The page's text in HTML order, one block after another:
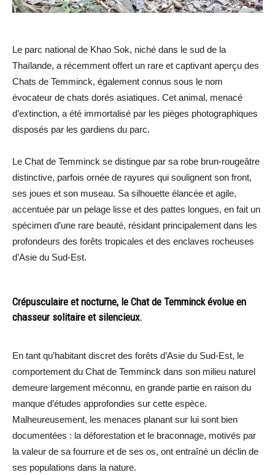
Le parc national de Khao Sok, niché dans le sud de la
Thaïlande, a récemment offert un rare et captivant aperçu des
Chats de Temminck, également connus sous le nom
évocateur de chats dorés asiatiques. Cet animal, menacé
d’extinction, a été immortalisé par les pièges photographiques
disposés par les gardiens du parc.
Le Chat de Temminck se distingue par sa robe brun-rougeâtre
distinctive, parfois ornée de rayures qui soulignent son front,
ses joues et son museau. Sa silhouette élancée et agile,
accentuée par un pelage lisse et des pattes longues, en fait un
spécimen d’une rare beauté, résidant principalement dans les
profondeurs des forêts tropicales et des enclaves rocheuses
d’Asie du Sud-Est.
Crépusculaire et nocturne, le Chat de Temminck évolue en
chasseur solitaire et silencieux.
En tant qu’habitant discret des forêts d’Asie du Sud-Est, le
comportement du Chat de Temminck dans son milieu naturel
demeure largement méconnu, en grande partie en raison du
manque d’études approfondies sur cette espèce.
Malheureusement, les menaces planant sur lui sont bien
documentées : la déforestation et le braconnage, motivés par
la valeur de sa fourrure et de ses os, ont entraîné un déclin de
ses populations dans la nature.